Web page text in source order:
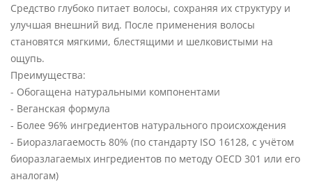
Средство глубоко питает волосы, сохраняя их структуру и
улучшая внешний вид. После применения волосы
становятся мягкими, блестящими и шелковистыми на
ощупь.
Преимущества:
- Обогащена натуральными компонентами
- Веганская формула
- Более 96% ингредиентов натурального происхождения
- Биоразлагаемость 80% (по стандарту ISO 16128, с учётом
биоразлагаемых ингредиентов по методу OECD 301 или его
аналогам)